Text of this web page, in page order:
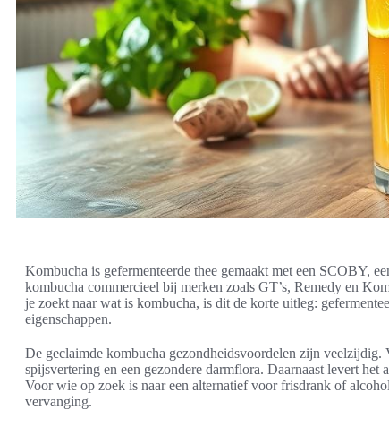
Kombucha is gefermenteerde thee gemaakt met een SCOBY,
kombucha commercieel bij merken zoals GT’s, Remedy en
je zoekt naar wat is kombucha, is dit de korte uitleg:
eigenschappen.
De geclaimde kombucha gezondheidsvoordelen zijn veelzijdig.
spijsvertering en een gezondere darmflora. Daarnaast levert
Voor wie op zoek is naar een alternatief voor frisdrank of
vervanging.